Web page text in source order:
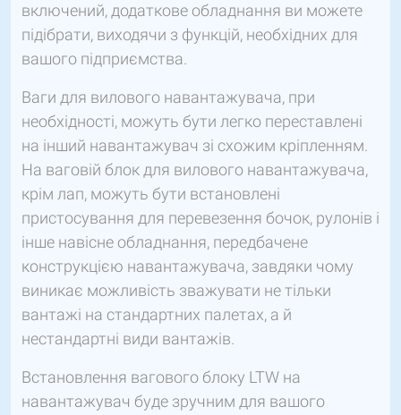
включений, додаткове обладнання ви можете
підібрати, виходячи з функцій, необхідних для
вашого підприємства.
Ваги для вилового навантажувача, при
необхідності, можуть бути легко переставлені
на інший навантажувач зі схожим кріпленням.
На ваговій блок для вилового навантажувача,
крім лап, можуть бути встановлені
пристосування для перевезення бочок, рулонів і
інше навісне обладнання, передбачене
конструкцією навантажувача, завдяки чому
виникає можливість зважувати не тільки
вантажі на стандартних палетах, а й
нестандартні види вантажів.
Встановлення вагового блоку LTW на
навантажувач буде зручним для вашого